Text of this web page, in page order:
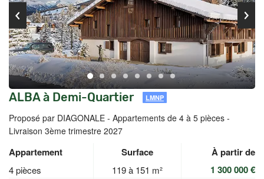
ALBA à Demi-Quartier LMNP
Proposé par DIAGONALE - Appartements de 4 à 5 pièces -
Livraison 3ème trimestre 2027
Appartement Surface À partir de
4 pièces 119 à 151 m² 1 300 000 €